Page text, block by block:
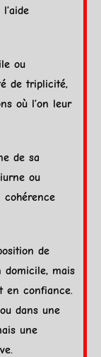
ou
de triplicité,
où l’on leur
de sa
ou
cohérence
de
domicile, mais
en confiance.
dans une
une